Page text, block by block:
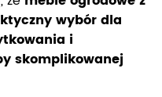
wybór dla
i
skomplikowanej